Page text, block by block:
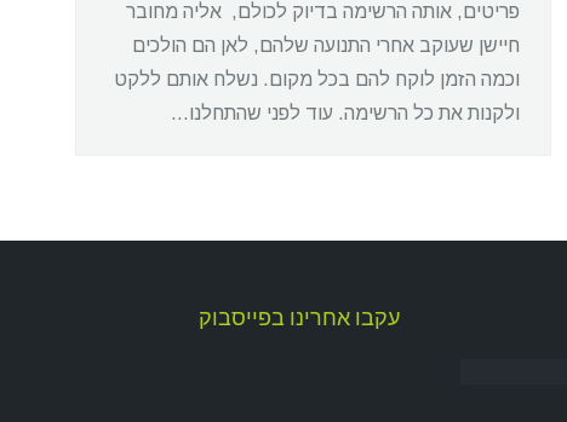
פריטים, אותה הרשימה בדיוק לכולם, אליה מחובר
חיישן שעוקב אחרי התנועה שלהם, לאן הם הולכים
וכמה הזמן לוקח להם בכל מקום. נשלח אותם ללקט
ולקנות את כל הרשימה. עוד לפני שהתחלנו…
עקבו אחרינו בפייסבוק